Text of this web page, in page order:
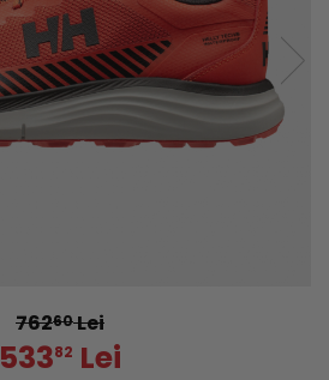
76260Lei
53382 Lei